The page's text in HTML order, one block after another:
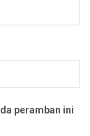
peramban ini